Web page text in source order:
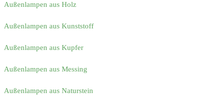
Außenlampen aus Holz
Außenlampen aus Kunststoff
Außenlampen aus Kupfer
Außenlampen aus Messing
Außenlampen aus Naturstein